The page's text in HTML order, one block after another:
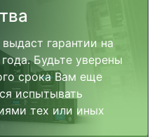
гарантии на
Будьте уверены
срока Вам еще
испытывать
тех или иных